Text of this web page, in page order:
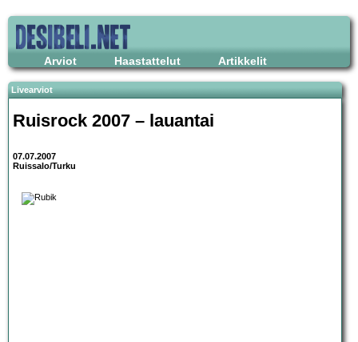
Arviot Haastattelut Artikkelit
Livearviot
Ruisrock 2007 – lauantai
07.07.2007
Ruissalo/Turku